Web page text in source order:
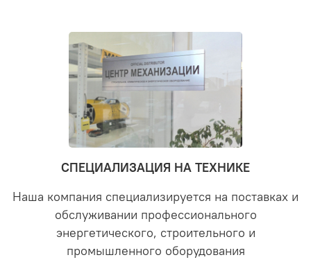
СПЕЦИАЛИЗАЦИЯ НА ТЕХНИКЕ
Наша компания специализируется на поставках и
обслуживании профессионального
энергетического, строительного и
промышленного оборудования